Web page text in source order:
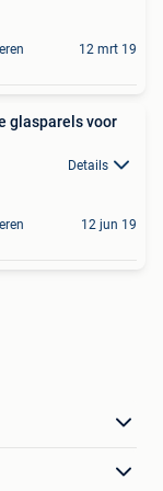
12 mrt 19
glasparels voor
Details
12 jun 19